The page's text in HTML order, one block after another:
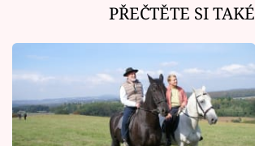
PŘEČTĚTE SI TAKÉ